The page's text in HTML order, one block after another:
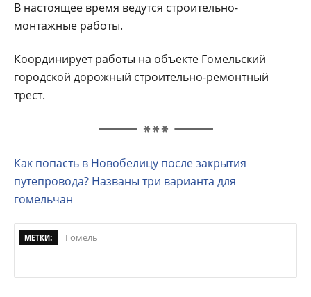
В настоящее время ведутся строительно-
монтажные работы.
Координирует работы на объекте Гомельский
городской дорожный строительно-ремонтный
трест.
Как попасть в Новобелицу после закрытия
путепровода? Названы три варианта для
гомельчан
МЕТКИ: Гомель